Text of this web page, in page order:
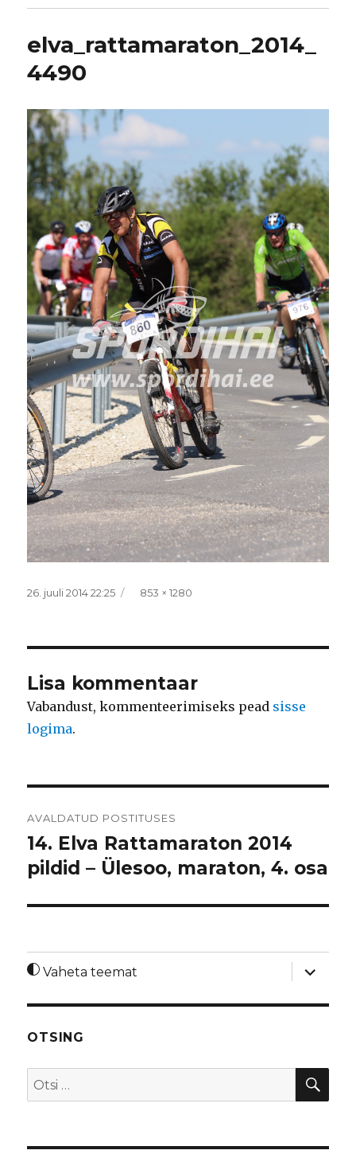
elva_rattamaraton_2014_
4490
Postitatud
26. juuli 2014 22:25 Täissuurus
853 × 1280
Lisa kommentaar
Vabandust, kommenteerimiseks pead sisse
logima.
AVALDATUD POSTITUSES
14. Elva Rattamaraton 2014
pildid – Ülesoo, maraton, 4. osa
Vaheta teemat
laienda
OTSING
Otsi: